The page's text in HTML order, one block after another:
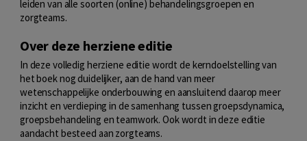
leiden van alle soorten (online) behandelingsgroepen en
zorgteams.
Over deze herziene editie
In deze volledig herziene editie wordt de kerndoelstelling van
het boek nog duidelijker, aan de hand van meer
wetenschappelijke onderbouwing en aansluitend daarop meer
inzicht en verdieping in de samenhang tussen groepsdynamica,
groepsbehandeling en teamwork. Ook wordt in deze editie
aandacht besteed aan zorgteams.